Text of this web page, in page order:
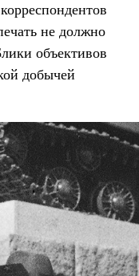
не должно
объективов
добычей